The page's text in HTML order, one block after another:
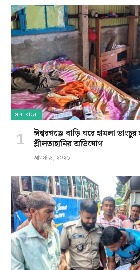
সারা বাংলা
ঈশ্বরগঞ্জে বাড়ি ঘরে হামলা ভাংচুর
শ্লীলতাহানির অভিযোগ
আগস্ট ৯, ২০২৬